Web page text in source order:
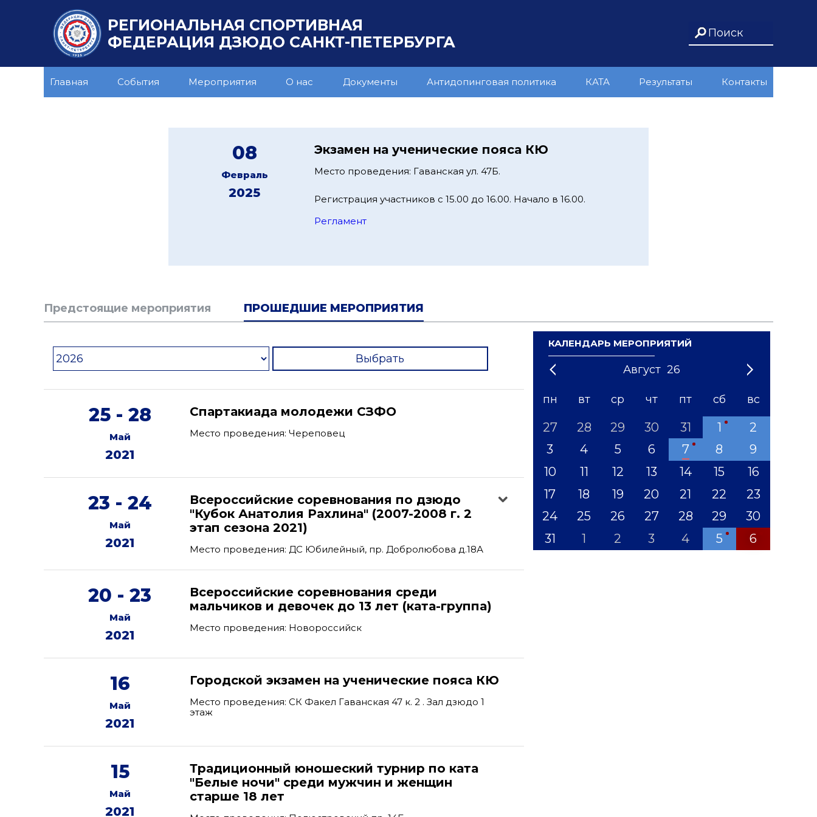
РЕГИОНАЛЬНАЯ СПОРТИВНАЯ
ФЕДЕРАЦИЯ ДЗЮДО САНКТ-ПЕТЕРБУРГА
Главная События Мероприятия О нас Документы Антидопинговая политика КАТА Результаты Контакты
08
Февраль
2025
Экзамен на ученические пояса КЮ
Место проведения: Гаванская ул. 47Б.
Регистрация участников с 15.00 до 16.00. Начало в 16.00.
Регламент
Предстоящие мероприятия ПРОШЕДШИЕ МЕРОПРИЯТИЯ
Выбрать
25 - 28
Май
2021
Спартакиада молодежи СЗФО
Место проведения: Череповец
23 - 24
Май
2021
Всероссийские соревнования по дзюдо
"Кубок Анатолия Рахлина" (2007-2008 г. 2
этап сезона 2021)
Место проведения: ДС Юбилейный, пр. Добролюбова д.18А
20 - 23
Май
2021
Всероссийские соревнования среди
мальчиков и девочек до 13 лет (ката-группа)
Место проведения: Новороссийск
16
Май
2021
Городской экзамен на ученические пояса КЮ
Место проведения: СК Факел Гаванская 47 к. 2 . Зал дзюдо 1
этаж
15
Май
2021
Традиционный юношеский турнир по ката
"Белые ночи" среди мужчин и женщин
старше 18 лет
КАЛЕНДАРЬ МЕРОПРИЯТИЙ
Август 26
1 3 5 8 10 12
'21 '23 '24 '25 '26 '27 '28 '29 '31
пн вт ср чт пт сб вс
27 28 29 30 31 1
2
3
4 5 6 7 8
9
10
11 12 13 14 15
16
17
18 19 20 21 22
23
24
25 26 27 28 29
30
31
1 2 3 4 5 6